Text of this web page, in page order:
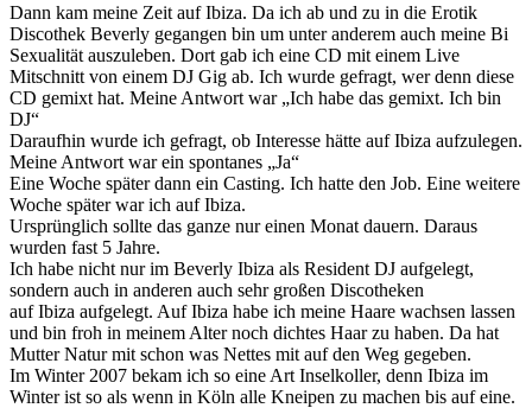
Dann kam meine Zeit auf Ibiza. Da ich ab und zu in die Erotik
Discothek Beverly gegangen bin um unter anderem auch meine Bi
Sexualität auszuleben. Dort gab ich eine CD mit einem Live
Mitschnitt von einem DJ Gig ab. Ich wurde gefragt, wer denn diese
CD gemixt hat. Meine Antwort war „Ich habe das gemixt. Ich bin
DJ“
Daraufhin wurde ich gefragt, ob Interesse hätte auf Ibiza aufzulegen.
Meine Antwort war ein spontanes „Ja“
Eine Woche später dann ein Casting. Ich hatte den Job. Eine weitere
Woche später war ich auf Ibiza.
Ursprünglich sollte das ganze nur einen Monat dauern. Daraus
wurden fast 5 Jahre.
Ich habe nicht nur im Beverly Ibiza als Resident DJ aufgelegt,
sondern auch in anderen auch sehr großen Discotheken
auf Ibiza aufgelegt. Auf Ibiza habe ich meine Haare wachsen lassen
und bin froh in meinem Alter noch dichtes Haar zu haben. Da hat
Mutter Natur mit schon was Nettes mit auf den Weg gegeben.
Im Winter 2007 bekam ich so eine Art Inselkoller, denn Ibiza im
Winter ist so als wenn in Köln alle Kneipen zu machen bis auf eine.